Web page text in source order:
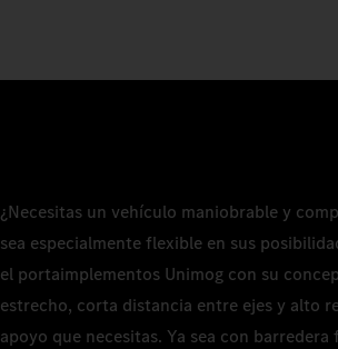
¿Necesitas un vehículo maniobrable y
sea especialmente flexible en sus
el portaimplementos Unimog con su
estrecho, corta distancia entre ejes y alto
apoyo que necesitas. Ya sea con